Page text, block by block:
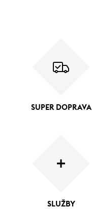
SUPER DOPRAVA
SLUŽBY